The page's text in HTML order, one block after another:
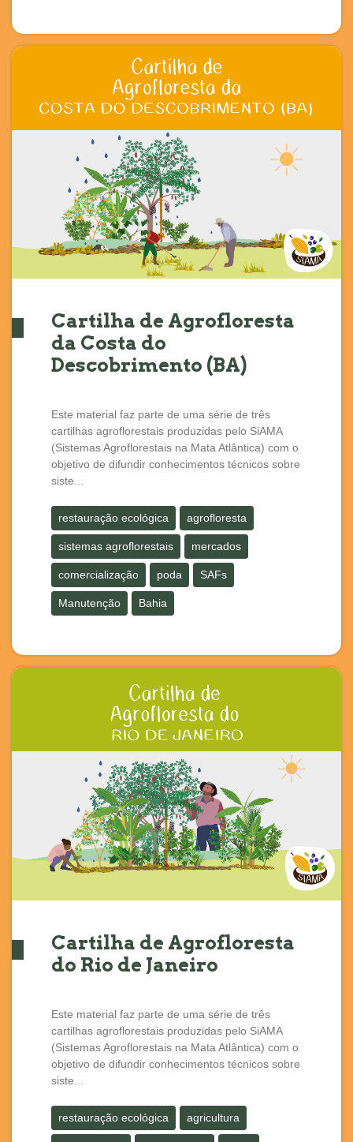
Cartilha de Agrofloresta
da Costa do
Descobrimento (BA)
Este material faz parte de uma série de três
cartilhas agroflorestais produzidas pelo SiAMA
(Sistemas Agroflorestais na Mata Atlântica) com o
objetivo de difundir conhecimentos técnicos sobre
siste...
restauração ecológica agrofloresta
sistemas agroflorestais mercados
comercialização poda SAFs
Manutenção Bahia
Cartilha de Agrofloresta
do Rio de Janeiro
Este material faz parte de uma série de três
cartilhas agroflorestais produzidas pelo SiAMA
(Sistemas Agroflorestais na Mata Atlântica) com o
objetivo de difundir conhecimentos técnicos sobre
siste...
restauração ecológica agricultura